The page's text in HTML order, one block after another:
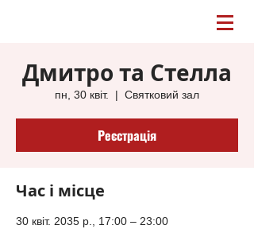
Дмитро та Стелла
пн, 30 квіт.
  |
Святковий зал
Реєстрація
Час і місце
30 квіт. 2035 р., 17:00 – 23:00